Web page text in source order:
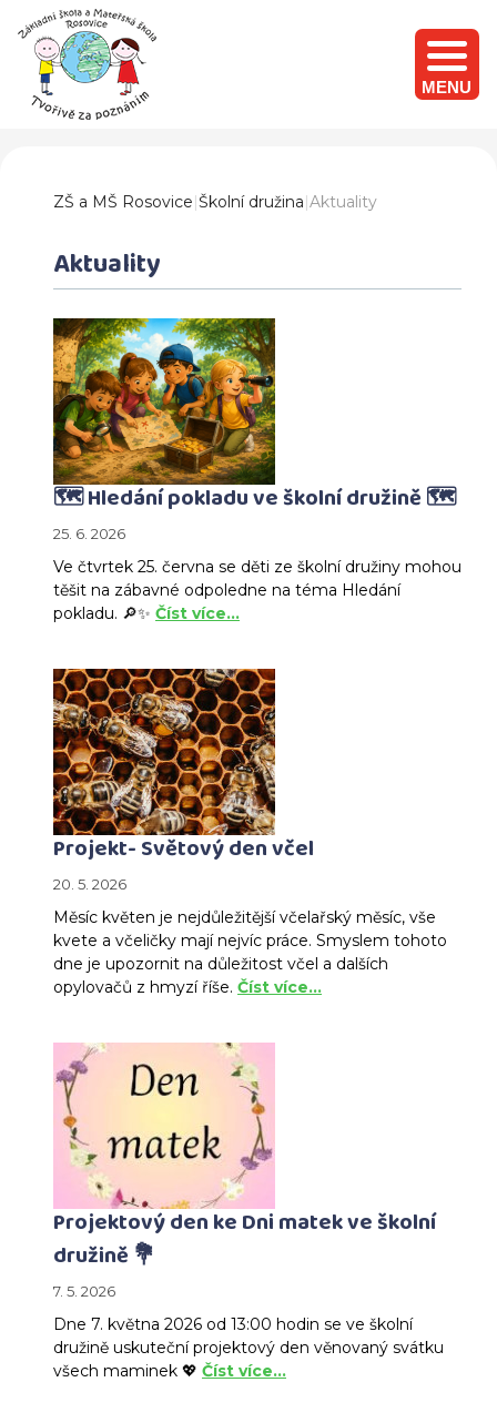
MENU
ZŠ a MŠ Rosovice|Školní družina|Aktuality
Aktuality
🗺️ Hledání pokladu ve školní družině 🗺️
25. 6. 2026
Ve čtvrtek 25. června se děti ze školní družiny mohou
těšit na zábavné odpoledne na téma Hledání
pokladu. 🔎✨ Číst více…
Projekt- Světový den včel
20. 5. 2026
Měsíc květen je nejdůležitější včelařský měsíc, vše
kvete a včeličky mají nejvíc práce. Smyslem tohoto
dne je upozornit na důležitost včel a dalších
opylovačů z hmyzí říše. Číst více…
Projektový den ke Dni matek ve školní
družině 💐
7. 5. 2026
Dne 7. května 2026 od 13:00 hodin se ve školní
družině uskuteční projektový den věnovaný svátku
všech maminek 💖 Číst více…